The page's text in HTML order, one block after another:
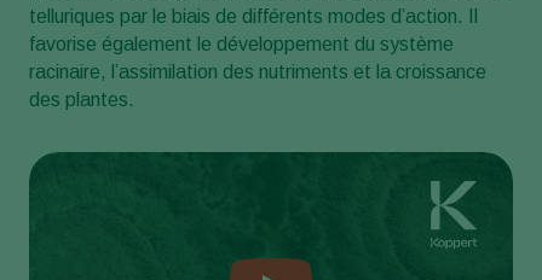
telluriques par le biais de différents modes d’action. Il
favorise également le développement du système
racinaire, l’assimilation des nutriments et la croissance
des plantes.